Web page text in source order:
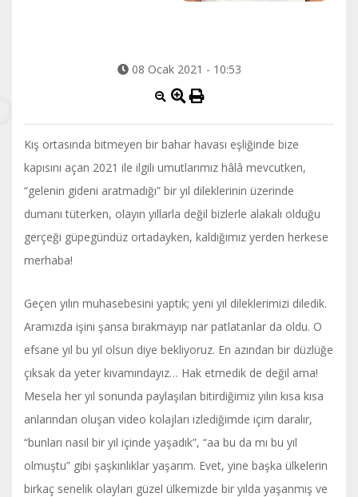
08 Ocak 2021 - 10:53
Kış ortasında bitmeyen bir bahar havası eşliğinde bize
kapısını açan 2021 ile ilgili umutlarımız hâlâ mevcutken,
“gelenin gideni aratmadığı” bir yıl dileklerinin üzerinde
dumanı tüterken, olayın yıllarla değil bizlerle alakalı olduğu
gerçeği güpegündüz ortadayken, kaldığımız yerden herkese
merhaba!
Geçen yılın muhasebesini yaptık; yeni yıl dileklerimizi diledik.
Aramızda işini şansa bırakmayıp nar patlatanlar da oldu. O
efsane yıl bu yıl olsun diye bekliyoruz. En azından bir düzlüğe
çıksak da yeter kıvamındayız… Hak etmedik de değil ama!
Mesela her yıl sonunda paylaşılan bitirdiğimiz yılın kısa kısa
anlarından oluşan video kolajları izlediğimde içim daralır,
“bunları nasıl bir yıl içinde yaşadık”, “aa bu da mı bu yıl
olmuştu” gibi şaşkınlıklar yaşarım. Evet, yine başka ülkelerin
birkaç senelik olayları güzel ülkemizde bir yılda yaşanmış ve